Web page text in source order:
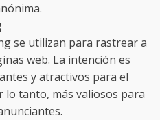
se utilizan para rastrear a
web. La intención es
y atractivos para el
lo tanto, más valiosos para